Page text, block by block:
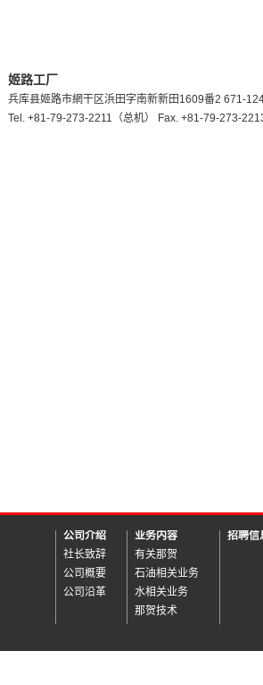
姬路工厂
兵库县姬路市網干区浜田字南新新田1609番2 671-
Tel. +81-79-273-2211（总机） Fax. +81-79-273-
公司介绍
社长致辞
公司概要
公司沿革
业务内容
有关那贺
石油相关业务
水相关业务
那贺技术
招聘信